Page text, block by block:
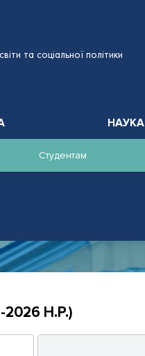
та соціальної політики
НАУКА
Студентам
Н.Р.)